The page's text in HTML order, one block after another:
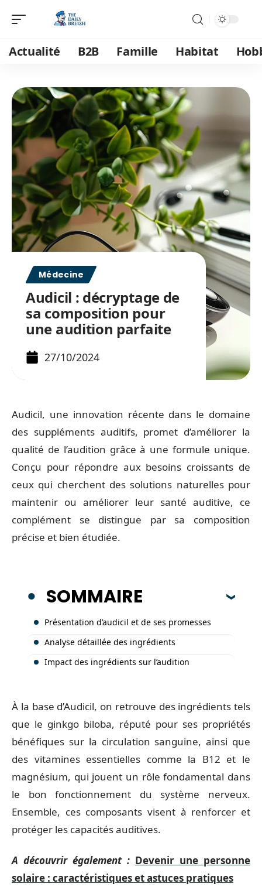
Actualité B2B Famille Habitat
Médecine
Audicil : décryptage de
sa composition pour
une audition parfaite
27/10/2024
Audicil, une innovation récente dans le domaine
des suppléments auditifs, promet d’améliorer la
qualité de l’audition grâce à une formule unique.
Conçu pour répondre aux besoins croissants de
ceux qui cherchent des solutions naturelles pour
maintenir ou améliorer leur santé auditive, ce
complément se distingue par sa composition
précise et bien étudiée.
SOMMAIRE
Présentation d’audicil et de ses promesses
Analyse détaillée des ingrédients
Impact des ingrédients sur l’audition
À la base d’Audicil, on retrouve des ingrédients tels
que le ginkgo biloba, réputé pour ses propriétés
bénéfiques sur la circulation sanguine, ainsi que
des vitamines essentielles comme la B12 et le
magnésium, qui jouent un rôle fondamental dans
le bon fonctionnement du système nerveux.
Ensemble, ces composants visent à renforcer et
protéger les capacités auditives.
A découvrir également : Devenir une personne
solaire : caractéristiques et astuces pratiques